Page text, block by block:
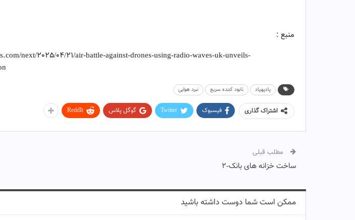
منبع :
next/2025/04/21/air-battle-against-drones-using-radio-waves-uk-unveils-
پادپهپاد نابود کننده سریع نبرد هوایی
اشتراک گذاری فیسبوک Twitter گوگل پلاس ReddIt
مطلب قبلی
ساخت خزانه های بانک-۲
ممکن است شما دوست داشته باشید